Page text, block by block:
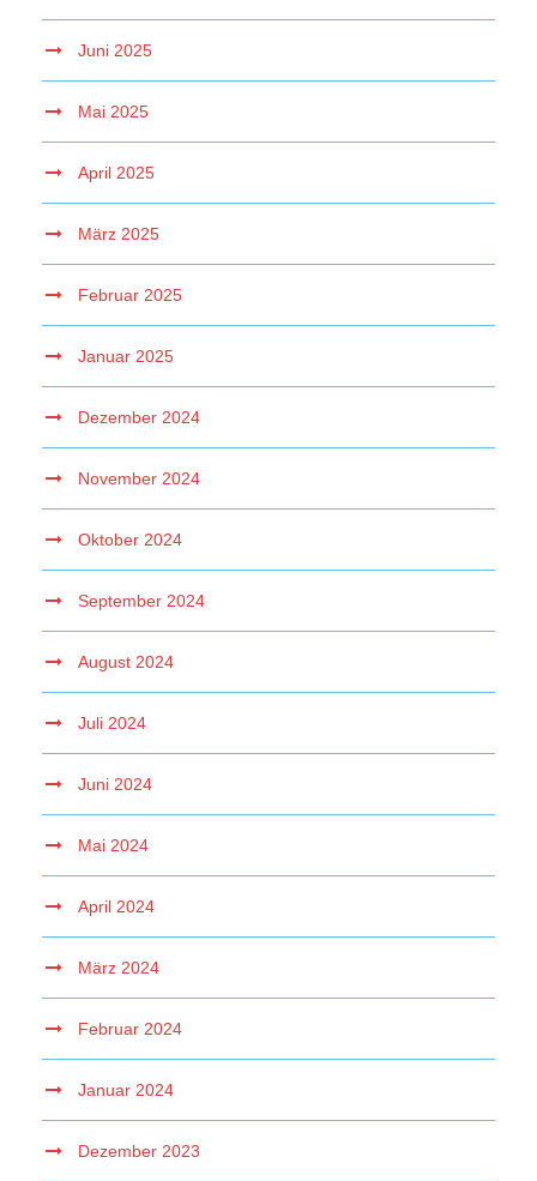
Juni 2025
Mai 2025
April 2025
März 2025
Februar 2025
Januar 2025
Dezember 2024
November 2024
Oktober 2024
September 2024
August 2024
Juli 2024
Juni 2024
Mai 2024
April 2024
März 2024
Februar 2024
Januar 2024
Dezember 2023